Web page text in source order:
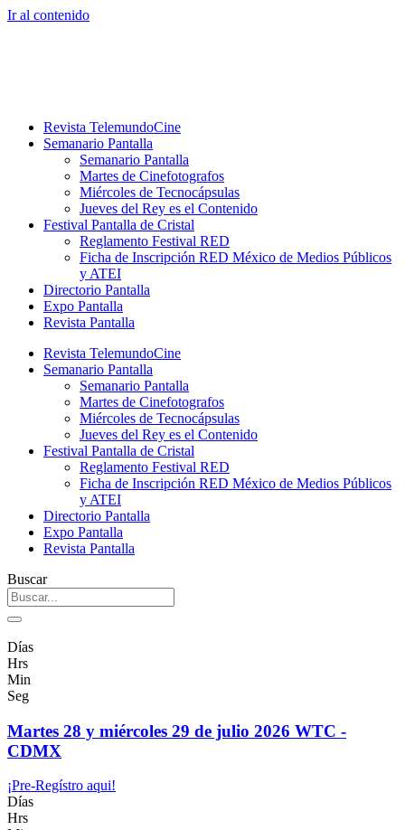
Ir al contenido
Revista TelemundoCine
Semanario Pantalla
Semanario Pantalla
Martes de Cinefotografos
Miércoles de Tecnocápsulas
Jueves del Rey es el Contenido
Festival Pantalla de Cristal
Reglamento Festival RED
Ficha de Inscripción RED México de Medios Públicos
y ATEI
Directorio Pantalla
Expo Pantalla
Revista Pantalla
Revista TelemundoCine
Semanario Pantalla
Semanario Pantalla
Martes de Cinefotografos
Miércoles de Tecnocápsulas
Jueves del Rey es el Contenido
Festival Pantalla de Cristal
Reglamento Festival RED
Ficha de Inscripción RED México de Medios Públicos
y ATEI
Directorio Pantalla
Expo Pantalla
Revista Pantalla
Buscar
Días
Hrs
Min
Seg
Martes 28 y miércoles 29 de julio 2026 WTC -
CDMX
¡Pre-Regístro aqui!
Días
Hrs